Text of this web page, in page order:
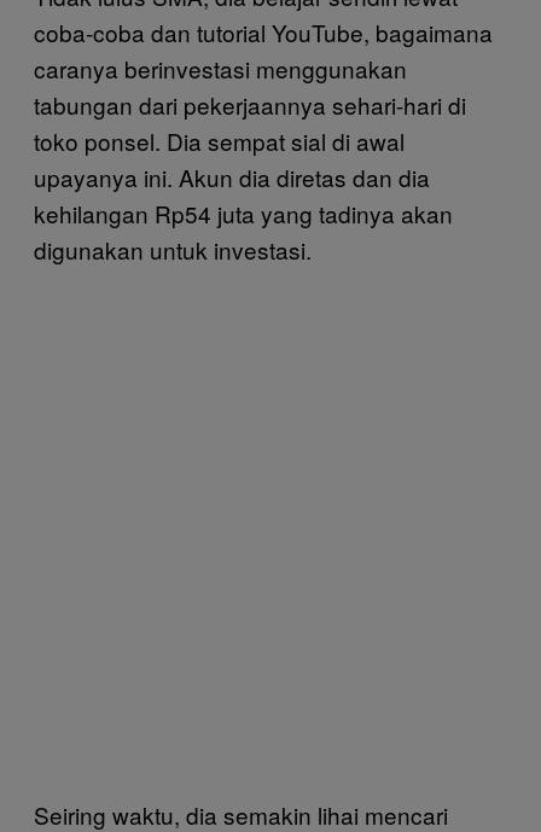
coba-coba dan tutorial YouTube, bagaimana
caranya berinvestasi menggunakan
tabungan dari pekerjaannya sehari-hari di
toko ponsel. Dia sempat sial di awal
upayanya ini. Akun dia diretas dan dia
kehilangan Rp54 juta yang tadinya akan
digunakan untuk investasi.
Seiring waktu, dia semakin lihai mencari